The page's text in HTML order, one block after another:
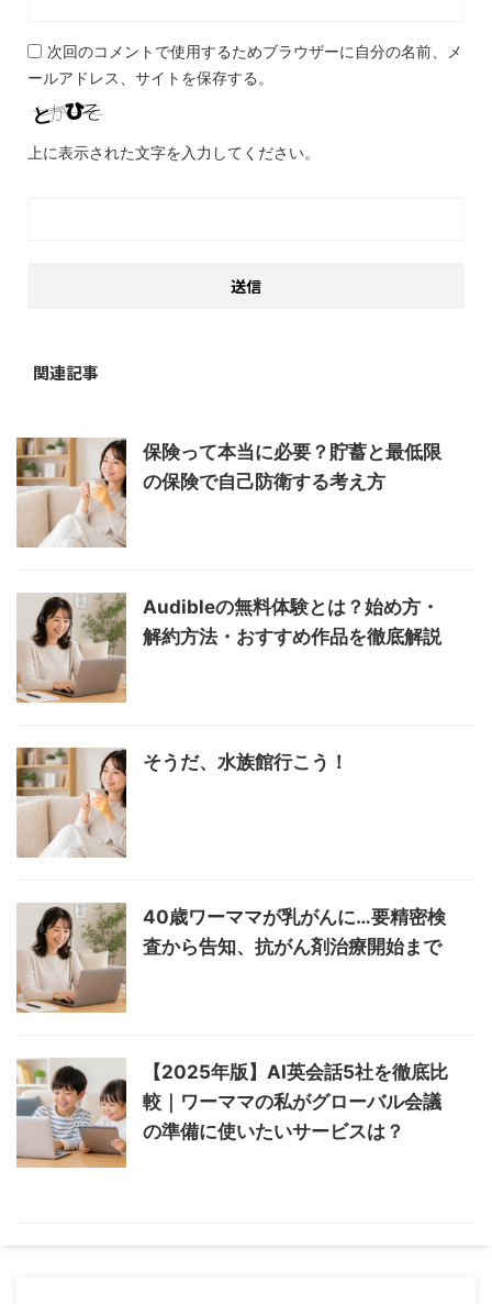
次回のコメントで使用するためブラウザーに自分の名前、メ
ールアドレス、サイトを保存する。
上に表示された文字を入力してください。
関連記事
保険って本当に必要？貯蓄と最低限
の保険で自己防衛する考え方
Audibleの無料体験とは？始め方・
解約方法・おすすめ作品を徹底解説
そうだ、水族館行こう！
40歳ワーママが乳がんに…要精密検
査から告知、抗がん剤治療開始まで
【2025年版】AI英会話5社を徹底比
較｜ワーママの私がグローバル会議
の準備に使いたいサービスは？